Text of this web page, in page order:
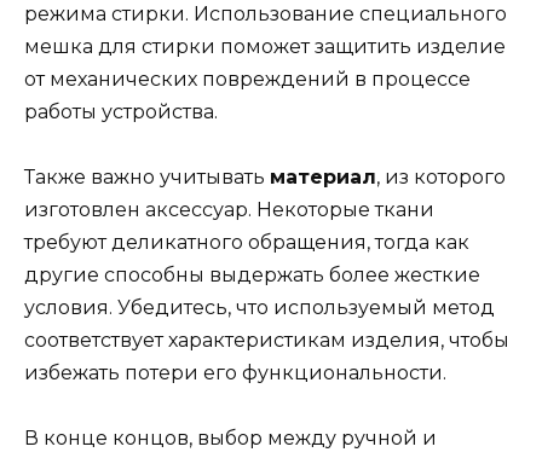
режима стирки. Использование специального
мешка для стирки поможет защитить изделие
от механических повреждений в процессе
работы устройства.
Также важно учитывать материал, из которого
изготовлен аксессуар. Некоторые ткани
требуют деликатного обращения, тогда как
другие способны выдержать более жесткие
условия. Убедитесь, что используемый метод
соответствует характеристикам изделия, чтобы
избежать потери его функциональности.
В конце концов, выбор между ручной и